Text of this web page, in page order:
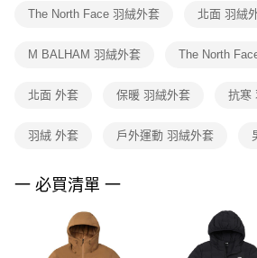
客戶支援中心」https://
１．透過由恩沛科技股份有限公司提供之「
權轉讓予恩沛科技股份有限公司。
３．未成年的使用者請事先徵得法定代理人或監
４．使用「AFTEE先享後付」時，將依據個別帳
請求用戶進行身份認證。
５．嚴禁一人註冊多個帳號或使用他人資訊註冊
恩沛科技股份有限公司將有權停止該用戶之使用
The North Face 羽絨外套 北面 羽絨
M BALHAM 羽絨外套 The North
北面 外套 保暖 羽絨外套 抗寒
羽絨 外套 戶外運動 羽絨外套
一 必買清單 一